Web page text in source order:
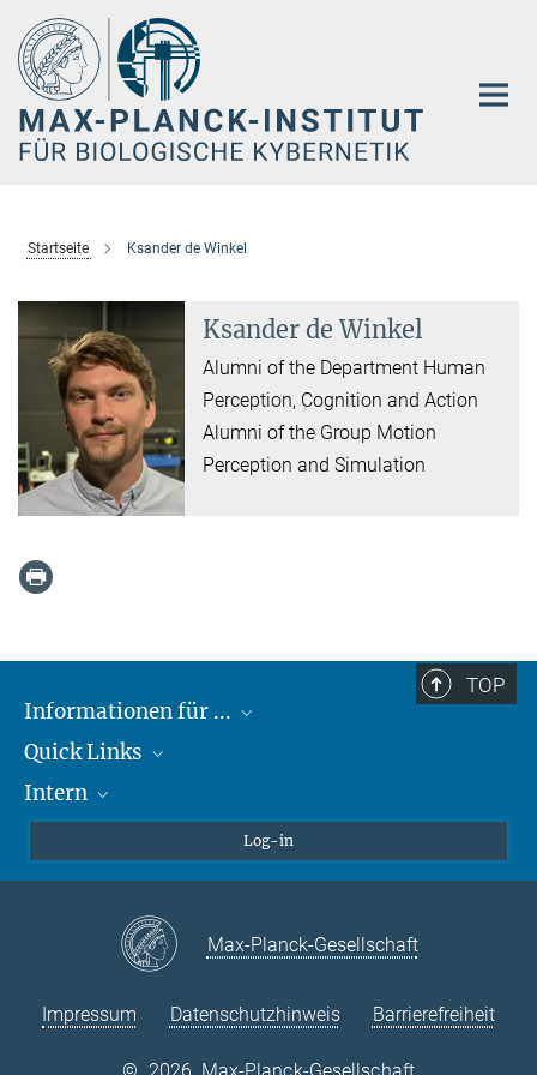
Hauptinhalt
Startseite Ksander de Winkel
Ksander de Winkel
Alumni of the Department Human
Perception, Cognition and Action
Alumni of the Group Motion
Perception and Simulation
TOP
Informationen für ...
Lieferanten
Studierende
Quick Links
Max-Planck-Gesellschaft
Max-Planck-Campus Tübingen
Stellenangebote
Intern
VPN-Hilfe
Log-in
Max-Planck-Gesellschaft
Impressum Datenschutzhinweis Barrierefreiheit